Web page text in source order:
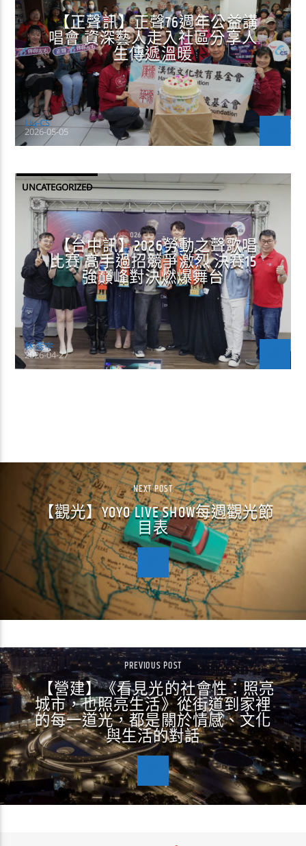
【正聲訊】正聲76週年公益講
唱會 資深藝人走入社區分享人
生傳遞溫暖
Liu-CS
2026-05-05
UNCATEGORIZED
【台中訊】2026勞動之聲歌唱
比賽 高手過招競爭激烈 決賽15
強巔峰對決燃爆舞台
林 彥宇
2026-04-27
NEXT POST
【觀光】YOYO LIVE SHOW每週觀光節
目表
PREVIOUS POST
【營建】《看見光的社會性：照亮
城市，也照亮生活》從街道到家裡
的每一道光，都是關於情感、文化
與生活的對話